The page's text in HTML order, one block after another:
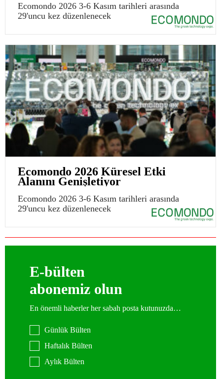
Ecomondo 2026 3-6 Kasım tarihleri arasında
29'uncu kez düzenlenecek
Ecomondo 2026 Küresel Etki
Alanını Genişletiyor
Ecomondo 2026 3-6 Kasım tarihleri arasında
29'uncu kez düzenlenecek
E-bülten
abonemiz olun
En önemli haberler her sabah posta kutunuzda…
Günlük Bülten
Haftalık Bülten
Aylık Bülten